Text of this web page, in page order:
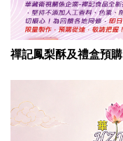
禪記鳳梨酥及禮盒預購